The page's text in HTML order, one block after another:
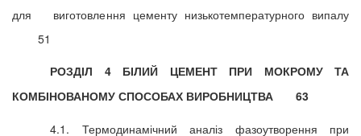
для виготовлення цементу низькотемпературного випалу
51
РОЗДІЛ 4 БІЛИЙ ЦЕМЕНТ ПРИ МОКРОМУ ТА
КОМБІНОВАНОМУ СПОСОБАХ ВИРОБНИЦТВА
63
4.1. Термодинамічний аналіз фазоутворення при